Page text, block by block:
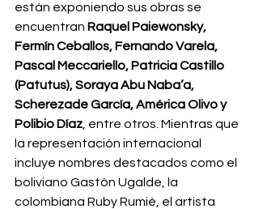
están exponiendo sus obras se
encuentran Raquel Paiewonsky,
Fermín Ceballos, Fernando Varela,
Pascal Meccariello, Patricia Castillo
(Patutus), Soraya Abu Naba’a,
Scherezade García, América Olivo y
Polibio Díaz , entre otros. Mientras que
la representación internacional
incluye nombres destacados como el
boliviano Gastón Ugalde, la
colombiana Ruby Rumié, el artista